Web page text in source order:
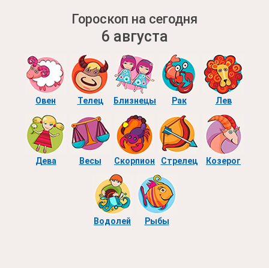
Гороскоп на сегодня
6 августа
Овен Телец Близнецы Рак Лев
Дева Весы Скорпион Стрелец Козерог
Водолей Рыбы